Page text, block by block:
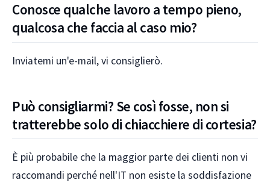
Conosce qualche lavoro a tempo pieno,
qualcosa che faccia al caso mio?
Inviatemi un'e-mail, vi consiglierò.
Può consigliarmi? Se così fosse, non si
tratterebbe solo di chiacchiere di cortesia?
È più probabile che la maggior parte dei clienti non vi
raccomandi perché nell'IT non esiste la soddisfazione